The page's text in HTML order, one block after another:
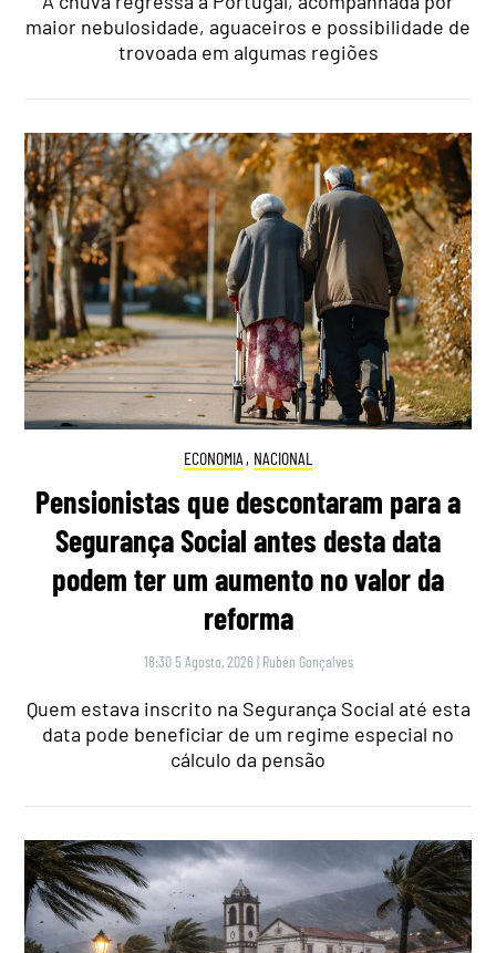
maior nebulosidade, aguaceiros e possibilidade de
trovoada em algumas regiões
ECONOMIA , NACIONAL
Pensionistas que descontaram para a
Segurança Social antes desta data
podem ter um aumento no valor da
reforma
18:30 5 Agosto, 2026 | Rubén Gonçalves
Quem estava inscrito na Segurança Social até esta
data pode beneficiar de um regime especial no
cálculo da pensão